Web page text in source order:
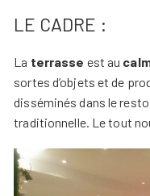
LE CADRE :
La terrasse est au
sortes d’objets et de
disséminés dans le
traditionnelle. Le tout